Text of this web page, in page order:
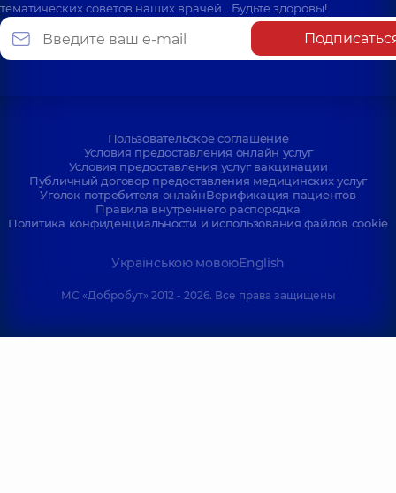
тематических советов наших врачей… Будьте здоровы!
Пользовательское соглашение
Условия предоставления онлайн услуг
Условия предоставления услуг вакцинации
Публичный договор предоставления медицинских услуг
Уголок потребителя онлайнВерификация пациентов
Правила внутреннего распорядка
Политика конфиденциальности и использования файлов cookie
Українською мовоюEnglish
МС «Добробут» 2012 - 2026. Все права защищены